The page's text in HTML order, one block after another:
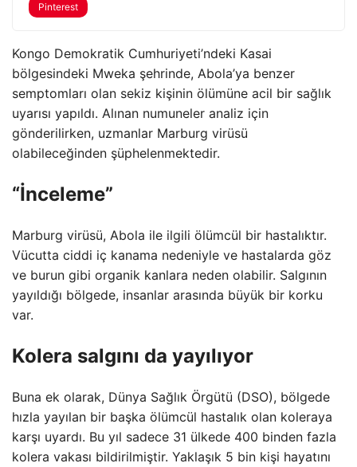
Pinterest
Kongo Demokratik Cumhuriyeti’ndeki Kasai
bölgesindeki Mweka şehrinde, Abola’ya benzer
semptomları olan sekiz kişinin ölümüne acil bir sağlık
uyarısı yapıldı. Alınan numuneler analiz için
gönderilirken, uzmanlar Marburg virüsü
olabileceğinden şüphelenmektedir.
“İnceleme”
Marburg virüsü, Abola ile ilgili ölümcül bir hastalıktır.
Vücutta ciddi iç kanama nedeniyle ve hastalarda göz
ve burun gibi organik kanlara neden olabilir. Salgının
yayıldığı bölgede, insanlar arasında büyük bir korku
var.
Kolera salgını da yayılıyor
Buna ek olarak, Dünya Sağlık Örgütü (DSO), bölgede
hızla yayılan bir başka ölümcül hastalık olan koleraya
karşı uyardı. Bu yıl sadece 31 ülkede 400 binden fazla
kolera vakası bildirilmiştir. Yaklaşık 5 bin kişi hayatını